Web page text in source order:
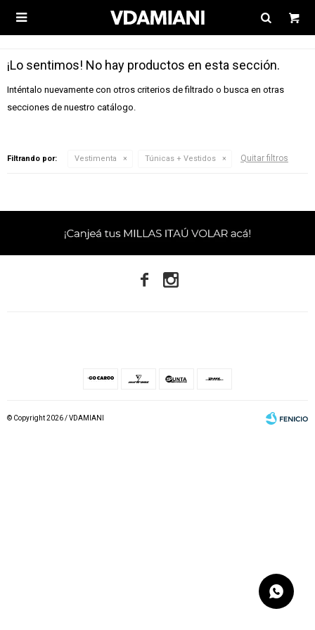

¡Lo sentimos! No hay productos en esta sección.
Inténtalo nuevamente con otros criterios de filtrado o busca en otras
secciones de nuestro catálogo.
Filtrando por: Vestimenta Túnicas + Vestidos Quitar filtros
 
© Copyright 2026 / VDAMIANI